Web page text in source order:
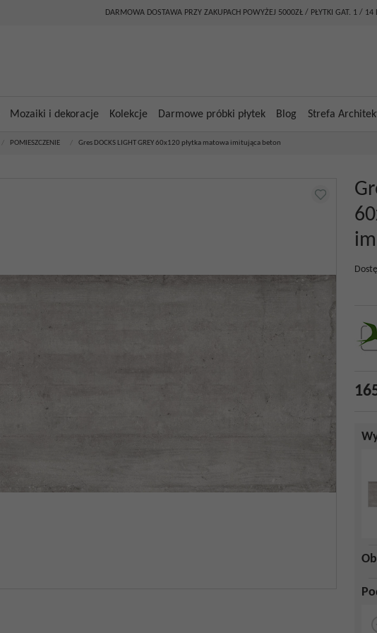
DARMOWA DOSTAWA PRZY ZAKUPACH POWYŻEJ 5000ZŁ / PŁYTKI GAT. 1 /
Mozaiki i dekoracje Kolekcje Darmowe próbki płytek Blog Strefa
POMIESZCZENIE Gres DOCKS LIGHT GREY 60x120 płytka matowa imitująca beton